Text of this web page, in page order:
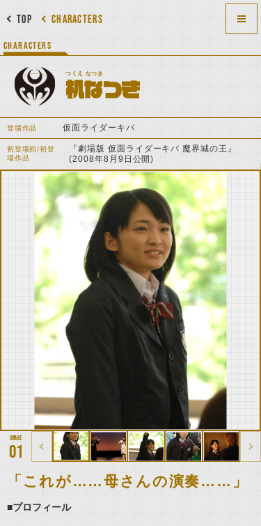
CHARACTERS
TOP
CHARACTERS
つくえ なつき
机なつき
登場作品 仮面ライダーキバ
初登場回/初登
場作品
『劇場版 仮面ライダーキバ 魔界城の王』
(2008年8月9日公開)
01
「これが……母さんの演奏……」
■プロフィール